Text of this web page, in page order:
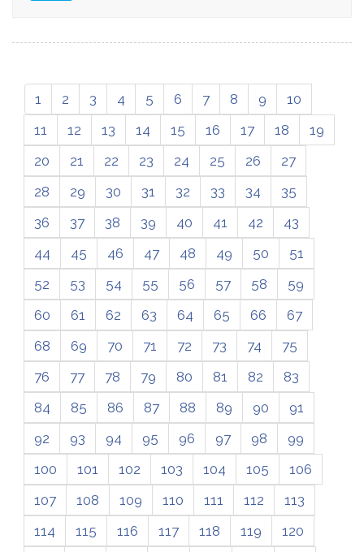
1 2 3 4 5 6 7 8 9
10
11
12 13 14 15 16 17 18
19
20
21 22 23 24 25 26
27
28
29 30 31 32 33 34
35
36
37 38 39 40 41 42
43
44
45 46 47 48 49 50
51
52
53 54 55 56 57 58
59
60
61 62 63 64 65 66
67
68
69 70 71 72 73 74
75
76
77 78 79 80 81 82
83
84
85 86 87 88 89 90
91
92
93 94 95 96 97 98
99
100
101 102 103 104 105
106
107
108 109 110 111 112
113
114
115 116 117 118 119
120